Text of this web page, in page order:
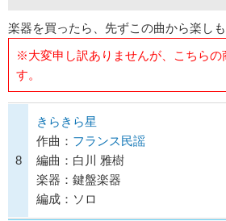
楽器を買ったら、先ずこの曲から楽しも
※大変申し訳ありませんが、こちらの
す。
8
きらきら星
作曲： フランス民謡
編曲：白川 雅樹
楽器：鍵盤楽器
編成：ソロ